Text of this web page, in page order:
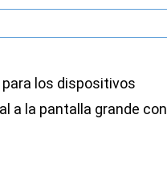
los dispositivos
a la pantalla grande con